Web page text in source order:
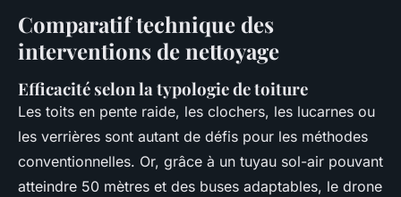
Comparatif technique des
interventions de nettoyage
Efficacité selon la typologie de toiture
Les toits en pente raide, les clochers, les lucarnes ou
les verrières sont autant de défis pour les méthodes
conventionnelles. Or, grâce à un tuyau sol-air pouvant
atteindre 50 mètres et des buses adaptables, le drone